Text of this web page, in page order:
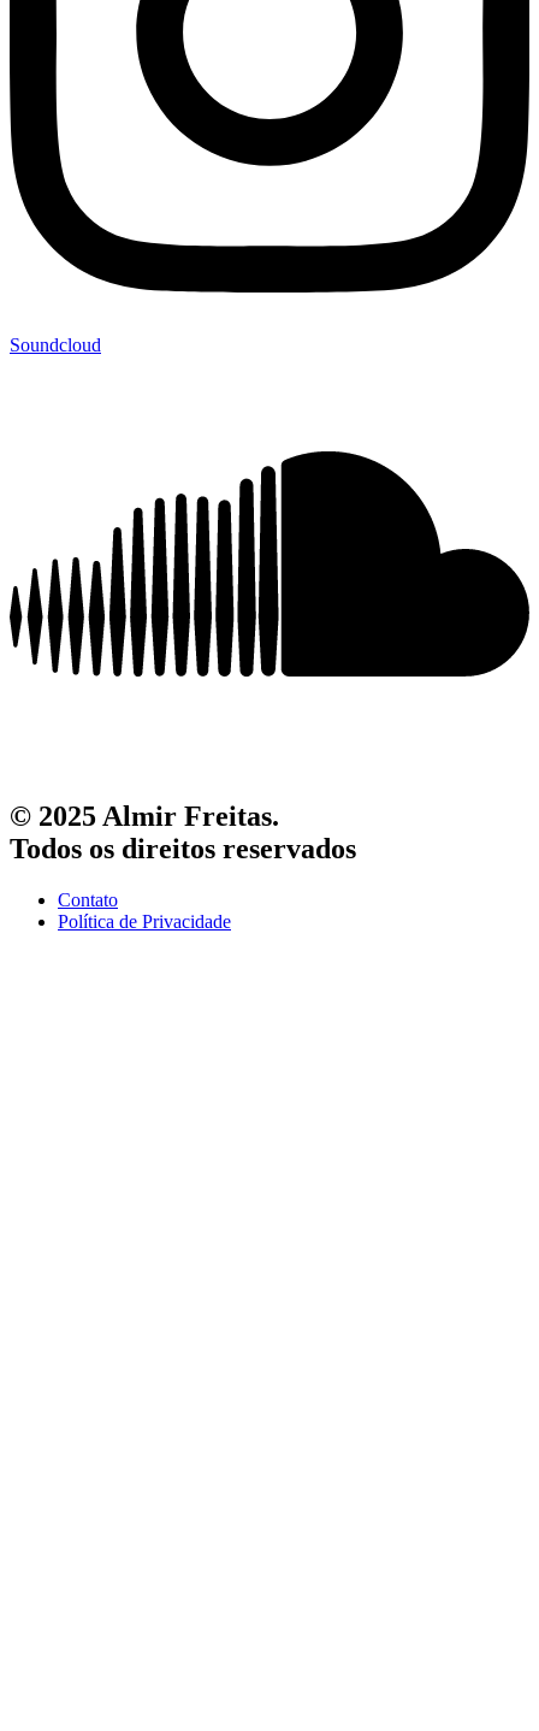
Soundcloud
© 2025 Almir Freitas.
Todos os direitos reservados
Contato
Política de Privacidade